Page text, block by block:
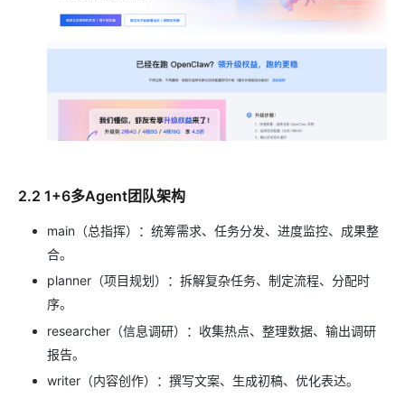
2.2 1+6多Agent团队架构
main（总指挥）：统筹需求、任务分发、进度监控、成果整
合。
planner（项目规划）：拆解复杂任务、制定流程、分配时
序。
researcher（信息调研）：收集热点、整理数据、输出调研
报告。
writer（内容创作）：撰写文案、生成初稿、优化表达。